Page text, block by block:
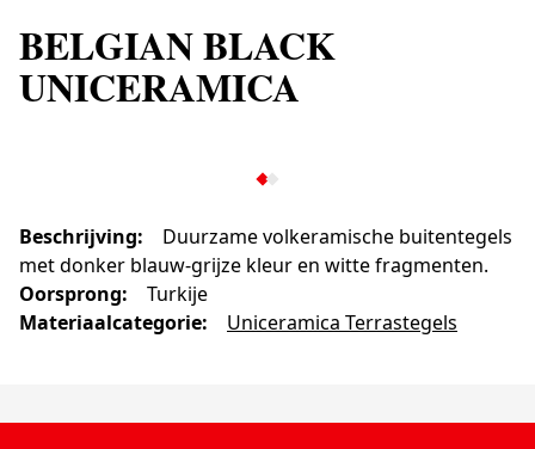
BELGIAN BLACK
UNICERAMICA
Beschrijving:
Duurzame volkeramische buitentegels
met donker blauw-grijze kleur en witte fragmenten.
Oorsprong:
Turkije
Materiaalcategorie: Uniceramica Terrastegels